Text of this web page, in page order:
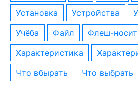
установка
устройства
учёба
файл флеш-
характеристика
что вбырать
что выбрать